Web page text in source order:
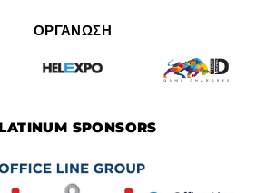
ΟΡΓΑΝΩΣΗ
SPONSORS